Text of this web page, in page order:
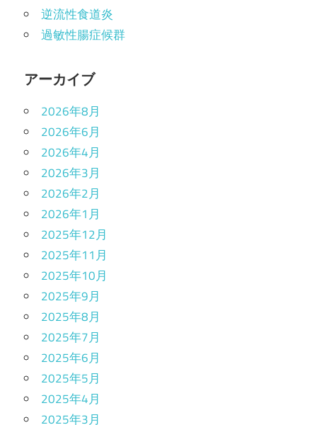
逆流性食道炎
過敏性腸症候群
アーカイブ
2026年8月
2026年6月
2026年4月
2026年3月
2026年2月
2026年1月
2025年12月
2025年11月
2025年10月
2025年9月
2025年8月
2025年7月
2025年6月
2025年5月
2025年4月
2025年3月